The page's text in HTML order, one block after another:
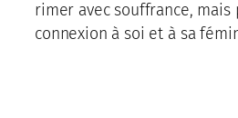
rimer avec souffrance, mais
connexion à soi et à sa